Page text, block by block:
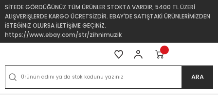
SİTEDE GÖRDÜĞÜNÜZ TÜM ÜRÜNLER STOKTA VARDIR, 5400 TL ÜZERİ
ALIŞVERİŞLERDE KARGO ÜCRETSİZDİR. EBAY'DE SATIŞTAKİ ÜRÜNLERİMİZDEN
İSTEĞİNİZ OLURSA İLETİŞİME GEÇİNİZ.
https://www.ebay.com/str/zihnimuzik
ARA